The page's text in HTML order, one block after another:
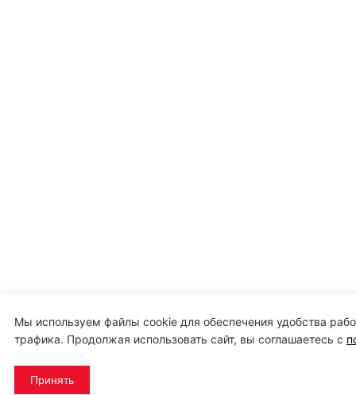
Мы используем файлы cookie для обеспечения удобства
трафика. Продолжая использовать сайт, вы соглашаетесь с
Принять